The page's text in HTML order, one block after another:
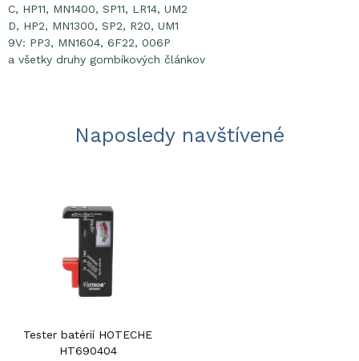
C, HP11, MN1400, SP11, LR14, UM2
D, HP2, MN1300, SP2, R20, UM1
9V: PP3, MN1604, 6F22, 006P
a všetky druhy gombíkových článkov
Naposledy navštívené
Tester batérií HOTECHE
HT690404